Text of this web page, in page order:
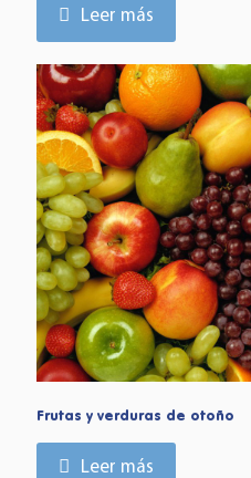
Leer más
Frutas y verduras de otoño
Leer más